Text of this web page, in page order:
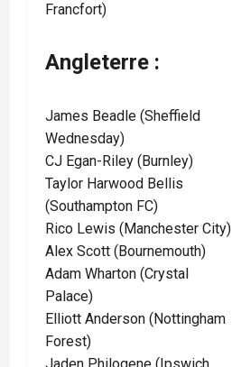
Francfort)
Angleterre :
James Beadle (Sheffield
Wednesday)
CJ Egan-Riley (Burnley)
Taylor Harwood Bellis
(Southampton FC)
Rico Lewis (Manchester City)
Alex Scott (Bournemouth)
Adam Wharton (Crystal
Palace)
Elliott Anderson (Nottingham
Forest)